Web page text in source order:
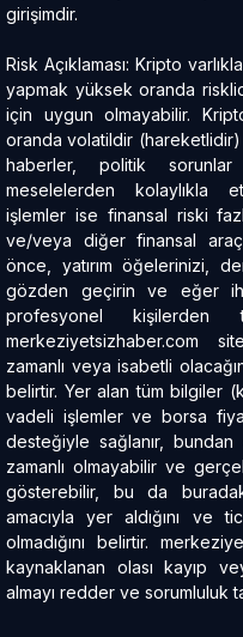
girişimdir.
Risk Açıklaması: Kripto
yapmak yüksek oranda
için uygun olmayabilir.
oranda volatildir
haberler, politik
meselelerden kolaylıkla
işlemler ise finansal riski
ve/veya diğer finansal
önce, yatırım öğelerinizi,
gözden geçirin ve eğer
profesyonel kişilerden
merkeziyetsizhaber.com
zamanlı veya isabetli
belirtir. Yer alan tüm bilgiler
vadeli işlemler ve borsa
desteğiyle sağlanır,
zamanlı olmayabilir ve
gösterebilir, bu da
amacıyla yer aldığını ve
olmadığını belirtir.
kaynaklanan olası kayıp
almayı redder ve sorumluluk